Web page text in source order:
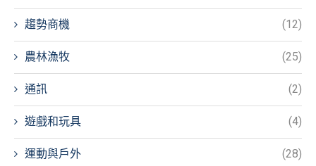
趨勢商機 (12)
農林漁牧 (25)
通訊 (2)
遊戲和玩具 (4)
運動與戶外 (28)